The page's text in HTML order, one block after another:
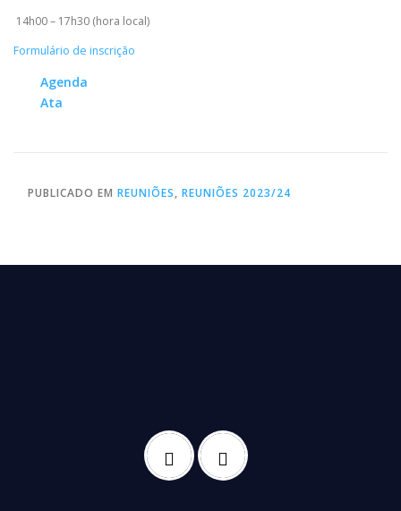
14h00 – 17h30 (hora local)
Formulário de inscrição
Agenda
Ata
PUBLICADO EM REUNIÕES, REUNIÕES 2023/24